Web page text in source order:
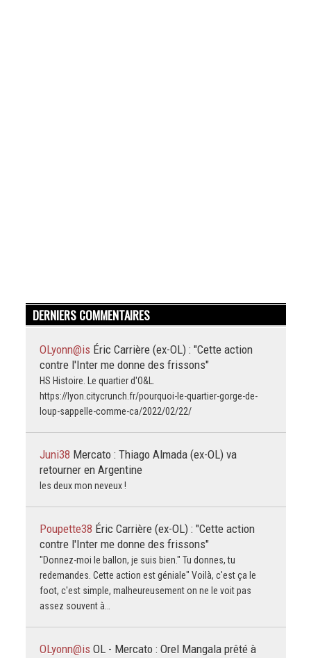
DERNIERS COMMENTAIRES
OLyonn@is Éric Carrière (ex-OL) : "Cette action
contre l'Inter me donne des frissons"
HS Histoire. Le quartier d'O&L.
https://lyon.citycrunch.fr/pourquoi-le-quartier-gorge-de-
loup-sappelle-comme-ca/2022/02/22/
Juni38 Mercato : Thiago Almada (ex-OL) va
retourner en Argentine
les deux mon neveux !
Poupette38 Éric Carrière (ex-OL) : "Cette action
contre l'Inter me donne des frissons"
"Donnez-moi le ballon, je suis bien." Tu donnes, tu
redemandes. Cette action est géniale" Voilà, c'est ça le
foot, c'est simple, malheureusement on ne le voit pas
assez souvent à…
OLyonn@is OL - Mercato : Orel Mangala prêté à